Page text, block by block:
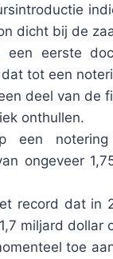
dicht bij de
eerste
tot een
deel van de
onthullen.
een
ongeveer
record dat in
miljard dollar
toe